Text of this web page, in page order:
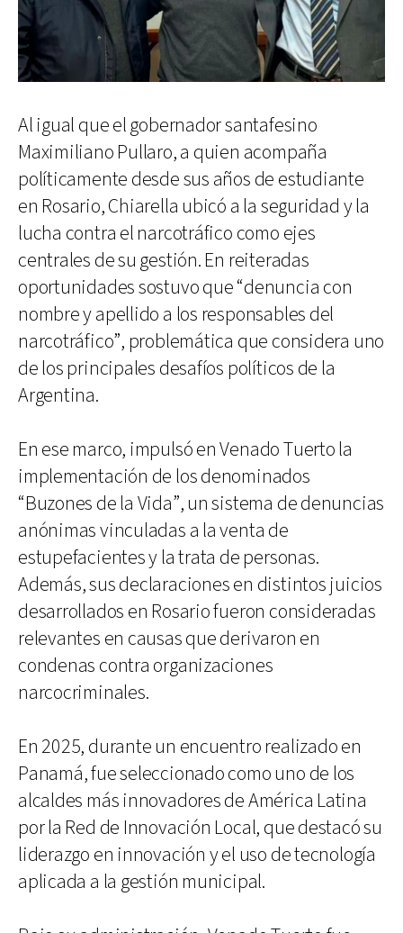
Al igual que el gobernador santafesino
Maximiliano Pullaro, a quien acompaña
políticamente desde sus años de estudiante
en Rosario, Chiarella ubicó a la seguridad y la
lucha contra el narcotráfico como ejes
centrales de su gestión. En reiteradas
oportunidades sostuvo que “denuncia con
nombre y apellido a los responsables del
narcotráfico”, problemática que considera uno
de los principales desafíos políticos de la
Argentina.
En ese marco, impulsó en Venado Tuerto la
implementación de los denominados
“Buzones de la Vida”, un sistema de denuncias
anónimas vinculadas a la venta de
estupefacientes y la trata de personas.
Además, sus declaraciones en distintos juicios
desarrollados en Rosario fueron consideradas
relevantes en causas que derivaron en
condenas contra organizaciones
narcocriminales.
En 2025, durante un encuentro realizado en
Panamá, fue seleccionado como uno de los
alcaldes más innovadores de América Latina
por la Red de Innovación Local, que destacó su
liderazgo en innovación y el uso de tecnología
aplicada a la gestión municipal.